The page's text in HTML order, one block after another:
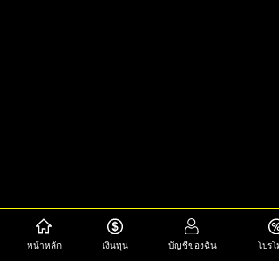
หน้าหลัก เงินทุน บัญชีของฉัน โปร